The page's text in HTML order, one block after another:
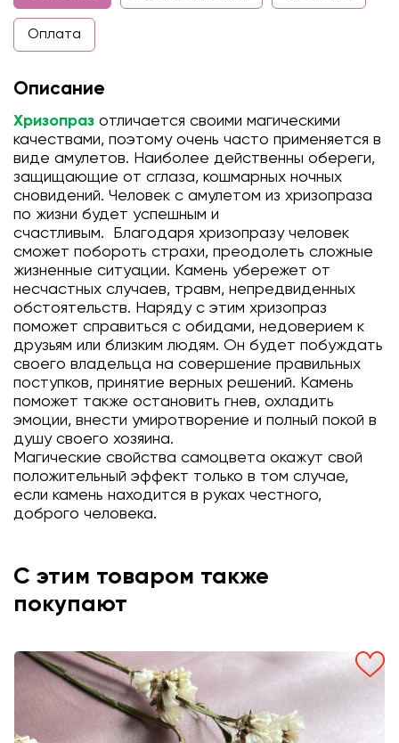
Оплата
Описание
Хризопраз отличается своими магическими
качествами, поэтому очень часто применяется в
виде амулетов. Наиболее действенны обереги,
защищающие от сглаза, кошмарных ночных
сновидений. Человек с амулетом из хризопраза
по жизни будет успешным и
счастливым. Благодаря хризопразу человек
сможет побороть страхи, преодолеть сложные
жизненные ситуации. Камень убережет от
несчастных случаев, травм, непредвиденных
обстоятельств. Наряду с этим хризопраз
поможет справиться с обидами, недоверием к
друзьям или близким людям. Он будет побуждать
своего владельца на совершение правильных
поступков, принятие верных решений. Камень
поможет также остановить гнев, охладить
эмоции, внести умиротворение и полный покой в
душу своего хозяина.
Магические свойства самоцвета окажут свой
положительный эффект только в том случае,
если камень находится в руках честного,
доброго человека.
С этим товаром также
покупают